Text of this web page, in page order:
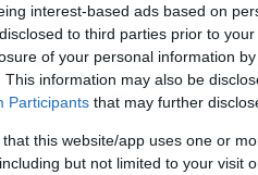
interest-based ads based on
to third parties prior to
of your personal information
This information may also be
Participants that may further
that this website/app uses one or
but not limited to your visit